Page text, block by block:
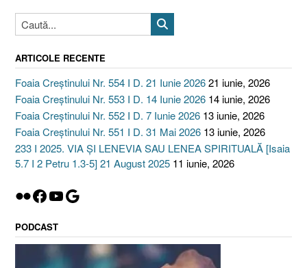
ARTICOLE RECENTE
Foaia Creștinului Nr. 554 I D. 21 Iunie 202621 iunie, 2026
Foaia Creștinului Nr. 553 I D. 14 Iunie 2026 14 iunie, 2026
Foaia Creștinului Nr. 552 I D. 7 Iunie 2026 13 iunie, 2026
Foaia Creștinului Nr. 551 I D. 31 Mai 2026 13 iunie, 2026
233 I 2025. VIA ȘI LENEVIA SAU LENEA SPIRITUALĂ [Isaia
5.7 I 2 Petru 1.3-5] 21 August 2025 11 iunie, 2026
Flickr
Facebook
YouTube
Google
PODCAST